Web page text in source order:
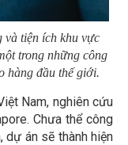
tiện ích khu vực
trong những công
hàng đầu thế giới.
Nam, nghiên cứu
Chưa thể công
dự án sẽ thành hiện